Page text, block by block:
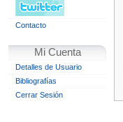
Contacto
Mi Cuenta
Detalles de Usuario
Bibliografías
Cerrar Sesión